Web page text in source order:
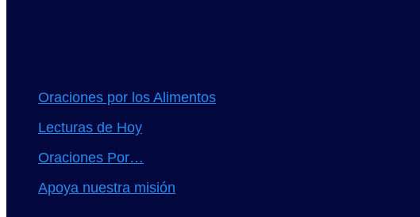
Oraciones por los Alimentos
Lecturas de Hoy
Oraciones Por…
Apoya nuestra misión